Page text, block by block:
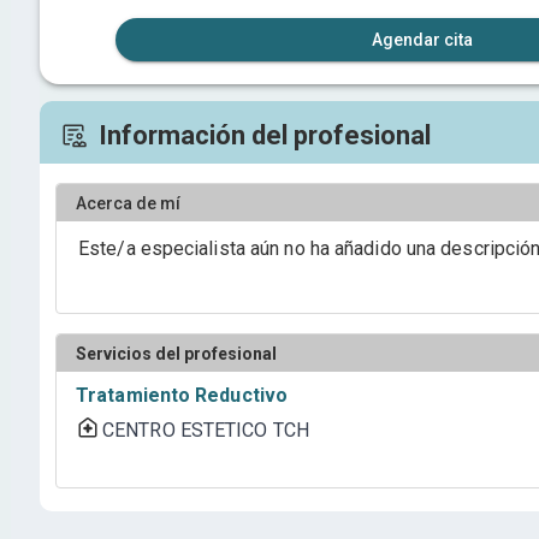
Agendar cita
Información del profesional
Acerca de mí
Este/a especialista aún no ha añadido una
Servicios del profesional
Tratamiento Reductivo
CENTRO ESTETICO TCH